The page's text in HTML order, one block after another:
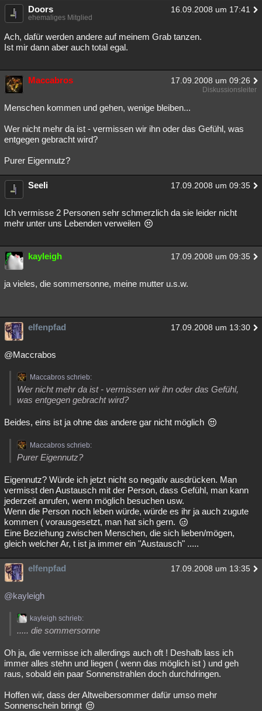
Doors 16.09.2008 um 17:41
ehemaliges Mitglied
Ach, dafür werden andere auf meinem Grab tanzen.
Ist mir dann aber auch total egal.
Maccabros 17.09.2008 um 09:26
Diskussionsleiter
Menschen kommen und gehen, wenige bleiben...
Wer nicht mehr da ist - vermissen wir ihn oder das Gefühl, was
entgegen gebracht wird?
Purer Eigennutz?
Seeli 17.09.2008 um 09:35
Ich vermisse 2 Personen sehr schmerzlich da sie leider nicht
mehr unter uns Lebenden verweilen
kayleigh 17.09.2008 um 09:35
ja vieles, die sommersonne, meine mutter u.s.w.
elfenpfad 17.09.2008 um 13:30
@Maccrabos
Maccabros schrieb:
Wer nicht mehr da ist - vermissen wir ihn oder das Gefühl,
was entgegen gebracht wird?
Beides, eins ist ja ohne das andere gar nicht möglich
Maccabros schrieb:
Purer Eigennutz?
Eigennutz? Würde ich jetzt nicht so negativ ausdrücken. Man
vermisst den Austausch mit der Person, dass Gefühl, man kann
jederzeit anrufen, wenn möglich besuchen usw.
Wenn die Person noch leben würde, würde es ihr ja auch zugute
kommen ( vorausgesetzt, man hat sich gern.
Eine Beziehung zwischen Menschen, die sich lieben/mögen,
gleich welcher Ar, t ist ja immer ein "Austausch" .....
elfenpfad 17.09.2008 um 13:35
@kayleigh
kayleigh schrieb:
..... die sommersonne
Oh ja, die vermisse ich allerdings auch oft ! Deshalb lass ich
immer alles stehn und liegen ( wenn das möglich ist ) und geh
raus, sobald ein paar Sonnenstrahlen doch durchdringen.
Hoffen wir, dass der Altweibersommer dafür umso mehr
Sonnenschein bringt